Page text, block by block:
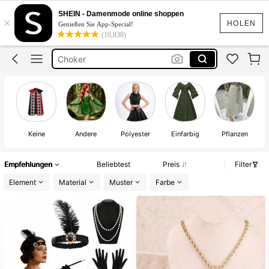
HOLEN
×
SHEIN - Damenmode online shoppen
Genießen Sie App-Special!
(10,830)
70er Jahre Outfit Damen
90er Jahre Accessoire
Choker
Neon Schmuck
70er Jahre Outfit Damen
Keine Andere Polyester Einfarbig Pflanzen
Empfehlungen Beliebtest Preis
Filter
Element
Material Muster Farbe